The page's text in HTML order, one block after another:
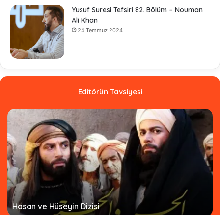
Yusuf Suresi Tefsiri 82. Bölüm – Nouman
Ali Khan
24 Temmuz 2024
Editörün Tavsiyesi
Hasan ve Hüseyin Dizisi